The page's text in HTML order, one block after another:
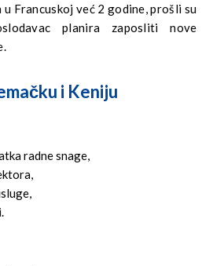
Francuskoj već 2 godine, prošli su
planira zaposliti nove
i Keniju
radne snage,